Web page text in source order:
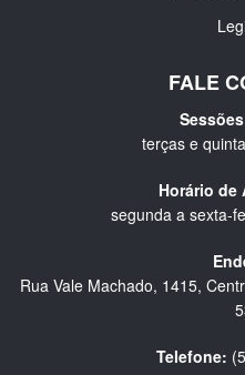
FALE
terças e
Horário de
segunda a sexta-
Rua Vale Machado, 1415,
Telefone: